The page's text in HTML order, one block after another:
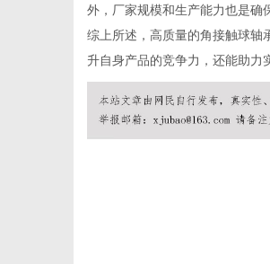
外，厂家规模和生产能力也是确
综上所述，高质量的角接触球轴
升自身产品的竞争力，还能助力